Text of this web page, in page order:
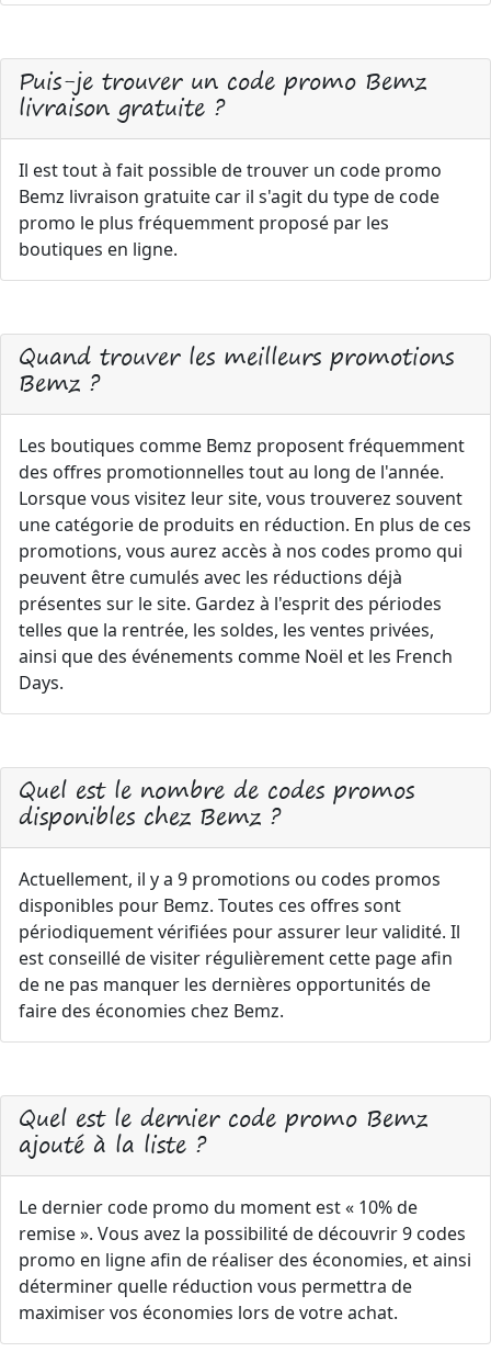
Puis-je trouver un code promo Bemz
livraison gratuite ?
Il est tout à fait possible de trouver un code promo
Bemz livraison gratuite car il s'agit du type de code
promo le plus fréquemment proposé par les
boutiques en ligne.
Quand trouver les meilleurs promotions
Bemz ?
Les boutiques comme Bemz proposent fréquemment
des offres promotionnelles tout au long de l'année.
Lorsque vous visitez leur site, vous trouverez souvent
une catégorie de produits en réduction. En plus de ces
promotions, vous aurez accès à nos codes promo qui
peuvent être cumulés avec les réductions déjà
présentes sur le site. Gardez à l'esprit des périodes
telles que la rentrée, les soldes, les ventes privées,
ainsi que des événements comme Noël et les French
Days.
Quel est le nombre de codes promos
disponibles chez Bemz ?
Actuellement, il y a 9 promotions ou codes promos
disponibles pour Bemz. Toutes ces offres sont
périodiquement vérifiées pour assurer leur validité. Il
est conseillé de visiter régulièrement cette page afin
de ne pas manquer les dernières opportunités de
faire des économies chez Bemz.
Quel est le dernier code promo Bemz
ajouté à la liste ?
Le dernier code promo du moment est « 10% de
remise ». Vous avez la possibilité de découvrir 9 codes
promo en ligne afin de réaliser des économies, et ainsi
déterminer quelle réduction vous permettra de
maximiser vos économies lors de votre achat.